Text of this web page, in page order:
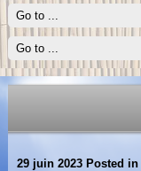
29 juin 2023Posted in